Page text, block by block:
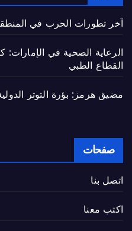
آخر تطورات الحرب في
الرعاية الصحية في الإمارات:
القطاع الطبي
مضيق هرمز: بؤرة التوتر
صفحات
اتصل بنا
اكتب معنا